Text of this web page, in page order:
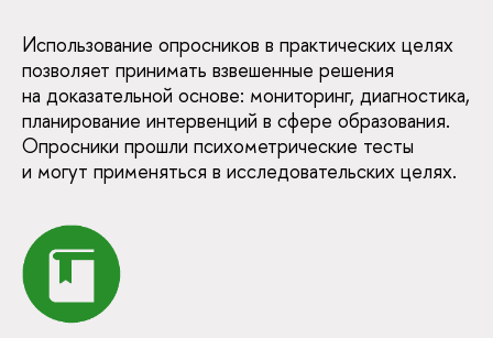
Использование опросников в практических целях
позволяет принимать взвешенные решения
на доказательной основе: мониторинг, диагностика,
планирование интервенций в сфере образования.
Опросники прошли психометрические тесты
и могут применяться в исследовательских целях.